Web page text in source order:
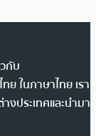
กับ
ย ในภาษาไทย เรา
งประเทศและนำมา